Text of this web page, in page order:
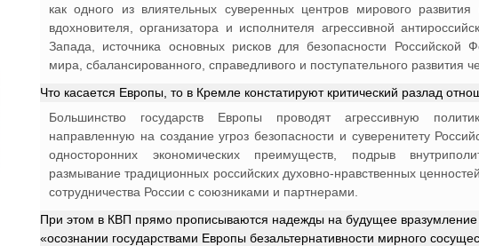
как одного из влиятельных суверенных центров мирового
вдохновителя, организатора и исполнителя агрессивной
Запада, источника основных рисков для безопасности Российской
мира, сбалансированного, справедливого и поступательного развития
Что касается Европы, то в Кремле констатируют критический разлад
Большинство государств Европы проводят агрессивную
направленную на создание угроз безопасности и суверенитету
односторонних экономических преимуществ, подрыв
размывание традиционных российских духовно-нравственных
сотрудничества России с союзниками и партнерами.
При этом в КВП прямо прописываются надежды на будущее вразумление
«осознании государствами Европы безальтернативности мирного